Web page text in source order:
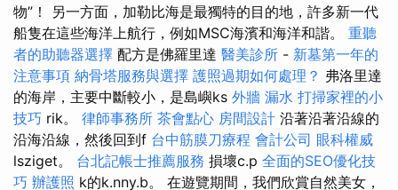
物”！ 另一方面，加勒比海是最獨特的目的地，許多新一代
船隻在這些海洋上航行，例如MSC海濱和海洋和諧。 重聽
者的助聽器選擇 配方是佛羅里達 醫美診所 - 新墓第一年的
注意事項 納骨塔服務與選擇 護照過期如何處理？ 弗洛里達
的海岸，主要中斷較小，是島嶼ks 外牆 漏水 打掃家裡的小
技巧 rik。 律師事務所 茶會點心 房間設計 沿著沿著沿線的
沿海沿線，然後回到f 台中筋膜刀療程 會計公司 眼科權威
lsziget。 台北記帳士推薦服務 損壞c.p 全面的SEO優化技
巧 辦護照 k的k.nny.b。 在遊覽期間，我們欣賞自然美女，